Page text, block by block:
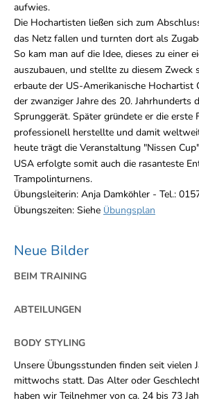
aufwies.
Die Hochartisten ließen sich zum
das Netz fallen und turnten dort als
So kam man auf die Idee, dieses zu einer
auszubauen, und stellte zu diesem Zweck
erbaute der US-Amerikanische Hochartist
der zwanziger Jahre des 20. Jahrhunderts
Sprunggerät. Später gründete er die erste
professionell herstellte und damit
heute trägt die Veranstaltung "Nissen
USA erfolgte somit auch die rasanteste
Trampolinturnens.
Übungsleiterin: Anja Damköhler - Tel.:
Übungszeiten: Siehe Übungsplan
Neue Bilder
BEIM TRAINING
ABTEILUNGEN
BODY STYLING
Unsere Übungsstunden finden seit vielen
mittwochs statt. Das Alter oder
haben wir Teilnehmer von ca. 24 bis 73